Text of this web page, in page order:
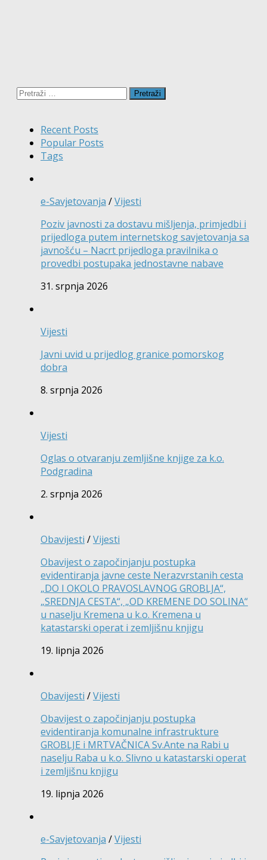
Pretraži:
Recent Posts
Popular Posts
Tags
e-Savjetovanja /Vijesti
Poziv javnosti za dostavu mišljenja, primjedbi i
prijedloga putem internetskog savjetovanja sa
javnošću – Nacrt prijedloga pravilnika o
provedbi postupaka jednostavne nabave
31. srpnja 2026
Vijesti
Javni uvid u prijedlog granice pomorskog
dobra
8. srpnja 2026
Vijesti
Oglas o otvaranju zemljišne knjige za k.o.
Podgradina
2. srpnja 2026
Obavijesti /Vijesti
Obavijest o započinjanju postupka
evidentiranja javne ceste Nerazvrstanih cesta
„DO I OKOLO PRAVOSLAVNOG GROBLJA“,
„SREDNJA CESTA“, „OD KREMENE DO SOLINA“
u naselju Kremena u k.o. Kremena u
katastarski operat i zemljišnu knjigu
19. lipnja 2026
Obavijesti /Vijesti
Obavijest o započinjanju postupka
evidentiranja komunalne infrastrukture
GROBLJE i MRTVAČNICA Sv.Ante na Rabi u
naselju Raba u k.o. Slivno u katastarski operat
i zemljišnu knjigu
19. lipnja 2026
e-Savjetovanja /Vijesti